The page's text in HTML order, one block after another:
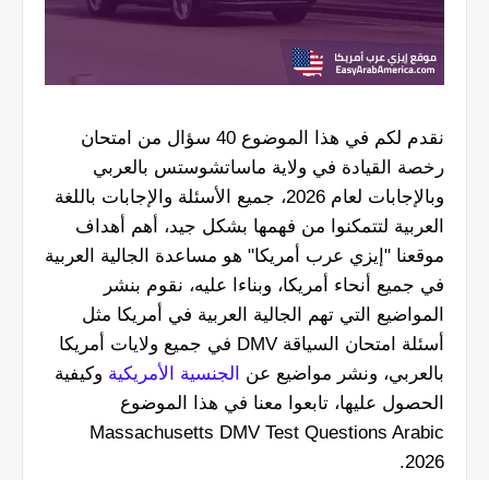
نقدم لكم في هذا الموضوع 40 سؤال من امتحان
رخصة القيادة في ولاية ماساتشوستس بالعربي
وبالإجابات لعام 2026، جميع الأسئلة والإجابات باللغة
العربية لتتمكنوا من فهمها بشكل جيد، أهم أهداف
موقعنا "إيزي عرب أمريكا" هو مساعدة الجالية العربية
في جميع أنحاء أمريكا، وبناءا عليه، نقوم بنشر
المواضيع التي تهم الجالية العربية في أمريكا مثل
أسئلة امتحان السياقة DMV في جميع ولايات أمريكا
بالعربي، ونشر مواضيع عن
الجنسية الأمريكية وكيفية
الحصول عليها، تابعوا معنا في هذا الموضوع
Massachusetts DMV Test Questions Arabic
2026.